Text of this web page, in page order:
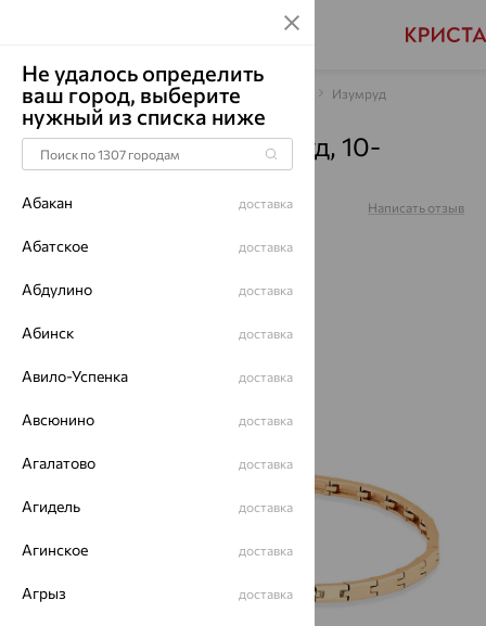
Главная Каталог Браслеты декоративные Изумруд
Браслет, золото, изумруд, 10-
120487-00-01
Артикул:
Написать отзыв
Не удалось определить
ваш город, выберите
нужный из списка ниже
Абакан доставка
Абатское доставка
Абдулино доставка
Абинск доставка
Авило-Успенка доставка
Авсюнино доставка
Агалатово доставка
Агидель доставка
Агинское доставка
Агрыз доставка